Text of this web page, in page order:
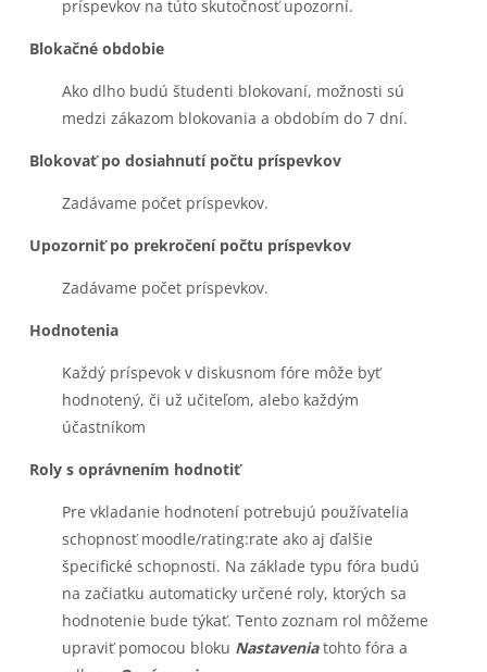
príspevkov na túto skutočnosť upozorní.
Blokačné obdobie
Ako dlho budú študenti blokovaní, možnosti sú
medzi zákazom blokovania a obdobím do 7 dní.
Blokovať po dosiahnutí počtu príspevkov
Zadávame počet príspevkov.
Upozorniť po prekročení počtu príspevkov
Zadávame počet príspevkov.
Hodnotenia
Každý príspevok v diskusnom fóre môže byť
hodnotený, či už učiteľom, alebo každým
účastníkom
Roly s oprávnením hodnotiť
Pre vkladanie hodnotení potrebujú používatelia
schopnosť moodle/rating:rate ako aj ďalšie
špeciﬁcké schopnosti. Na základe typu fóra budú
na začiatku automaticky určené roly, ktorých sa
hodnotenie bude týkať. Tento zoznam rol môžeme
upraviť pomocou bloku Nastaveniatohto fóra a